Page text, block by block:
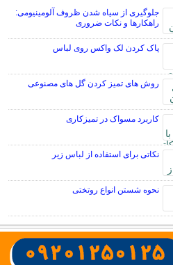
جلوگیری از سیاه شدن ظروف آلومینیومی:
راهکارها و نکات ضروری
پاک کردن لک واکس روی لباس
روش های تمیز کردن گل های مصنوعی
کاربرد مسواک در تمیزکاری
نکاتی برای استفاده از لباس زیر
نحوه شستن انواع روتختی